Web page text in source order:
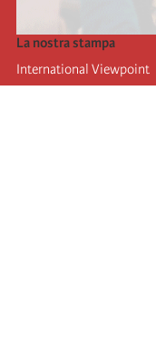
La nostra stampa
International Viewpoint